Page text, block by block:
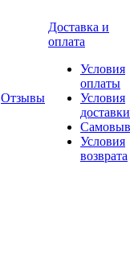
Отзывы
Доставка и
оплата
Условия
оплаты
Условия
доставки
Условия
возврата